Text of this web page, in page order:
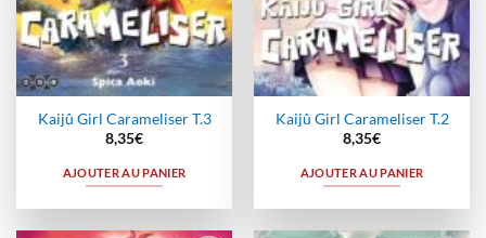
Kaijû Girl Carameliser T.3
8,35€
AJOUTER AU PANIER
Kaijû Girl Carameliser T.2
8,35€
AJOUTER AU PANIER